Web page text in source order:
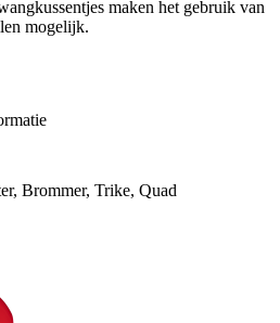
maken het gebruik van
mogelijk.
Brommer, Trike, Quad